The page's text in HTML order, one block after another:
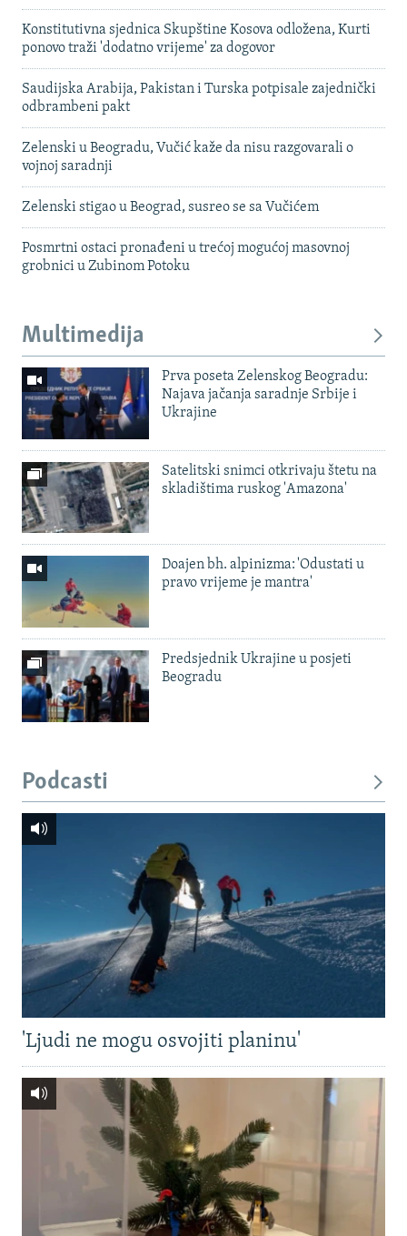
Konstitutivna sjednica Skupštine Kosova odložena, Kurti
ponovo traži 'dodatno vrijeme' za dogovor
Saudijska Arabija, Pakistan i Turska potpisale zajednički
odbrambeni pakt
Zelenski u Beogradu, Vučić kaže da nisu razgovarali o
vojnoj saradnji
Zelenski stigao u Beograd, susreo se sa Vučićem
Posmrtni ostaci pronađeni u trećoj mogućoj masovnoj
grobnici u Zubinom Potoku
Multimedija
Prva poseta Zelenskog Beogradu:
Najava jačanja saradnje Srbije i
Ukrajine
Satelitski snimci otkrivaju štetu na
skladištima ruskog 'Amazona'
Doajen bh. alpinizma: 'Odustati u
pravo vrijeme je mantra'
Predsjednik Ukrajine u posjeti
Beogradu
Podcasti
'Ljudi ne mogu osvojiti planinu'